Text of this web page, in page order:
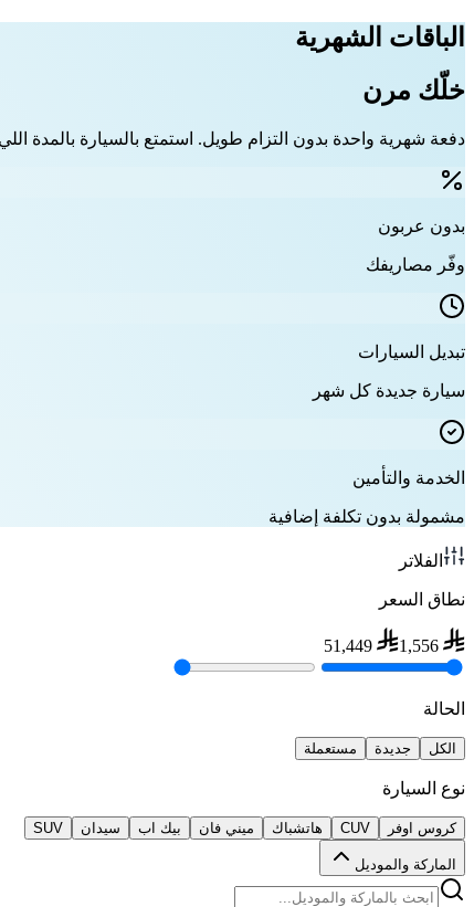
الباقات الشهرية
خلّك مرن
دفعة شهرية واحدة بدون التزام طويل. استمتع بالسيارة بالمدة
بدون عربون
وفّر مصاريفك
تبديل السيارات
سيارة جديدة كل شهر
الخدمة والتأمين
مشمولة بدون تكلفة إضافية
الفلاتر
نطاق السعر
1,556
51,449
الحالة
الكل جديدة مستعملة
نوع السيارة
كروس اوفر CUV هاتشباك ميني فان بيك اب سيدان SUV
الماركة والموديل